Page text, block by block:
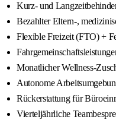
Kurz- und
Bezahlter Eltern-,
Flexible Freizeit (FTO) +
Monatlicher Wellness-
Autonome
Rückerstattung für
Vierteljährliche